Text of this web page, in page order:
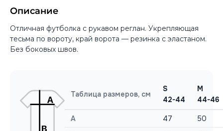
Описание
Отличная футболка с рукавом реглан. Укрепляющая
тесьма по вороту, край ворота — резинка с эластаном.
Без боковых швов.
Таблица размеров, см
S
42-44
M
44-46
A 47
50